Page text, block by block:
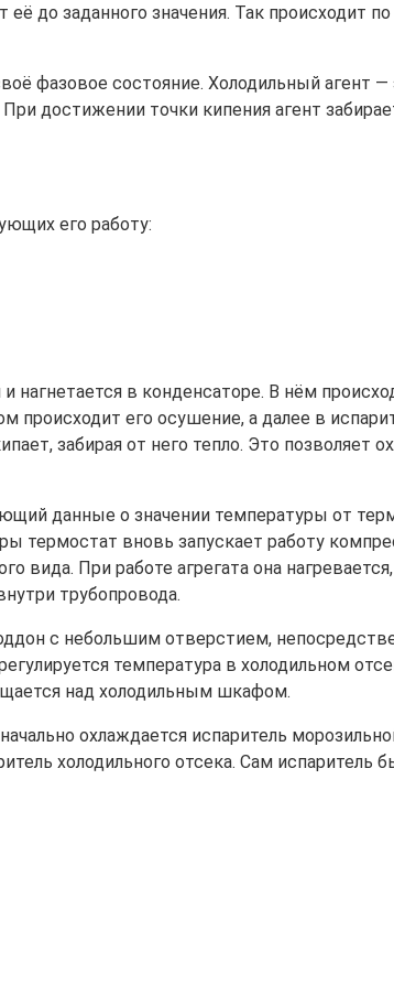
до заданного значения. Так происходит по
фазовое состояние. Холодильный агент
достижении точки кипения агент
его работу:
в конденсаторе. В нём
его осушение, а далее в
забирая от него тепло. Это позволяет
данные о значении температуры от
термостат вновь запускает работу
вида. При работе агрегата она
трубопровода.
с небольшим отверстием,
температура в холодильном
над холодильным шкафом.
охлаждается испаритель
холодильного отсека. Сам